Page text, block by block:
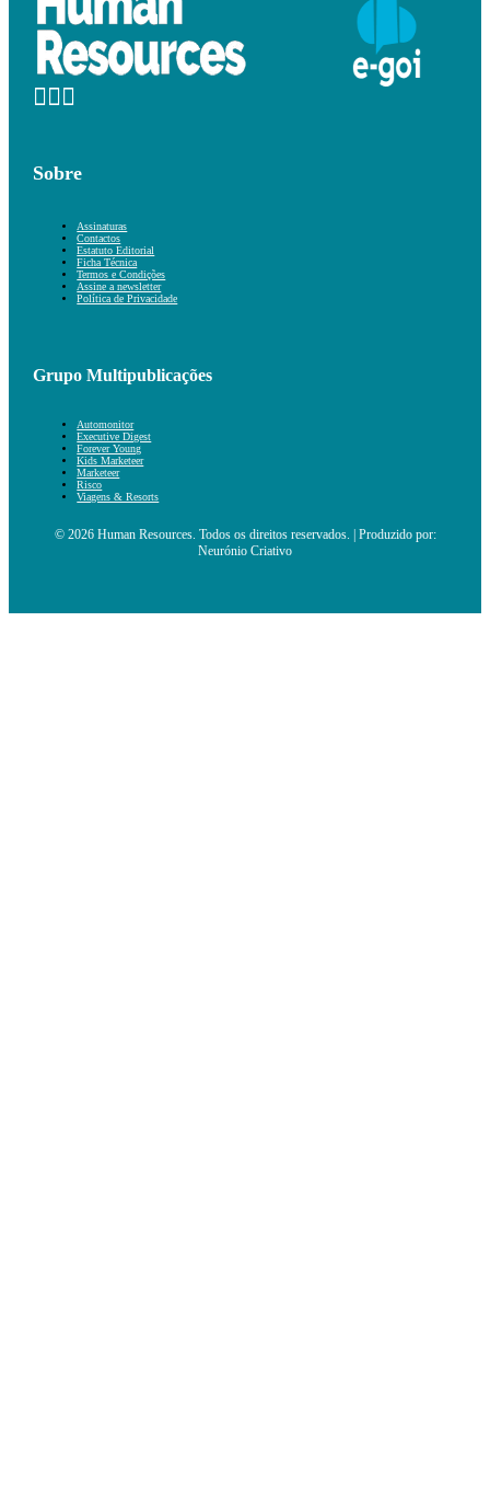
Sobre
Assinaturas
Contactos
Estatuto Editorial
Ficha Técnica
Termos e Condições
Assine a newsletter
Política de Privacidade
Grupo Multipublicações
Automonitor
Executive Digest
Forever Young
Kids Marketeer
Marketeer
Risco
Viagens & Resorts
© 2026 Human Resources. Todos os direitos reservados. | Produzido por:
Neurónio Criativo